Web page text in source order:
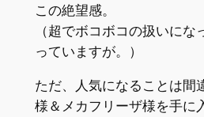
この絶望感。
（超でボコボコの扱いに
っていますが。）
ただ、人気になることは間
様＆メカフリーザ様を手に